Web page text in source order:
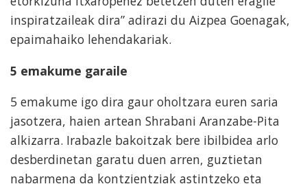
inspiratzaileak dira” adirazi du Aizpea Goenagak,
epaimahaiko lehendakariak.
5 emakume garaile
5 emakume igo dira gaur oholtzara euren saria
jasotzera, haien artean Shrabani Aranzabe-Pita
alkizarra. Irabazle bakoitzak bere ibilbidea arlo
desberdinetan garatu duen arren, guztietan
nabarmena da kontzientziak astintzeko eta